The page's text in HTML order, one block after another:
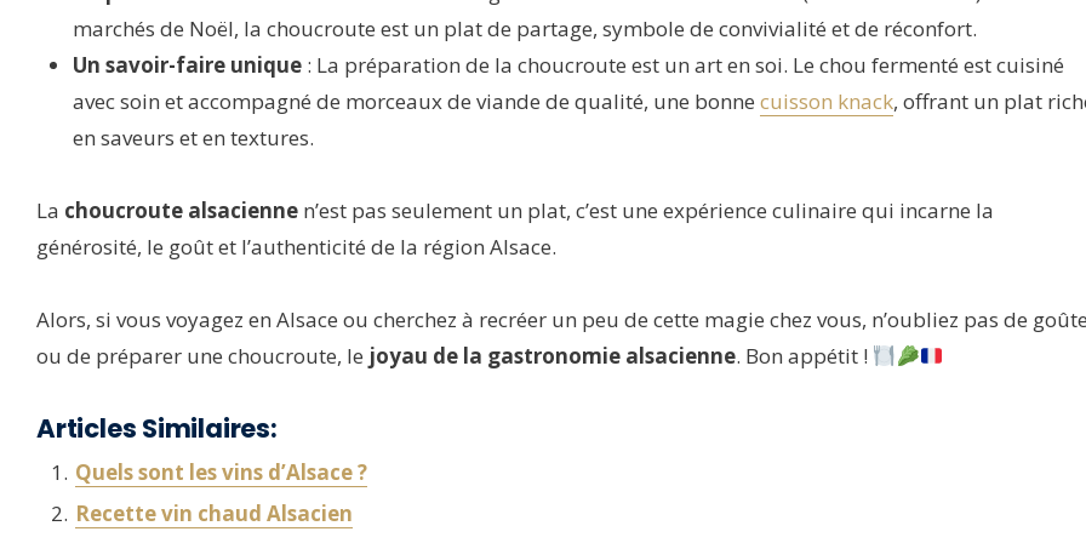
marchés de Noël, la choucroute est un plat de partage, symbole de convivialité et de réconfort.
Un savoir-faire unique : La préparation de la choucroute est un art en soi. Le chou fermenté est cuisiné
avec soin et accompagné de morceaux de viande de qualité, une bonne cuisson knack, offrant un plat
en saveurs et en textures.
La choucroute alsacienne n’est pas seulement un plat, c’est une expérience culinaire qui incarne la
générosité, le goût et l’authenticité de la région Alsace.
Alors, si vous voyagez en Alsace ou cherchez à recréer un peu de cette magie chez vous, n’oubliez pas de
ou de préparer une choucroute, le joyau de la gastronomie alsacienne. Bon appétit !
Articles Similaires:
Quels sont les vins d’Alsace ?
Recette vin chaud Alsacien